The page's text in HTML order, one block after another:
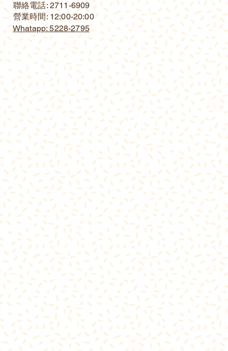
​聯絡電話: 2711-6909
營業時間: 12:00-20:00
Whatapp: 5228-2795